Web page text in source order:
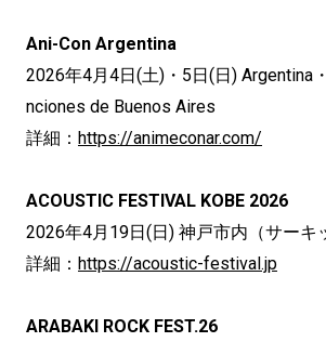
Ani-Con Argentina
2026年4月4日(土)・5日(日) Argentina
nciones de Buenos Aires
詳細： https://animeconar.com/
ACOUSTIC FESTIVAL KOBE 2026
2026年4月19日(日) 神戸市内（サーキ
詳細： https://acoustic-festival.jp
ARABAKI ROCK FEST.26